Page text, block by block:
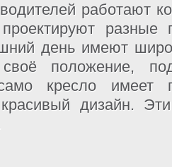
работают
разные
день имеют
положение,
кресло имеет
дизайн.